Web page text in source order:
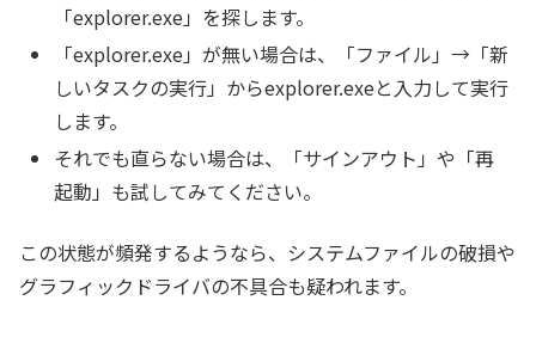
「explorer.exe」を探します。
「explorer.exe」が無い場合は、「ファイル」→「新
しいタスクの実行」からexplorer.exeと入力して実行
します。
それでも直らない場合は、「サインアウト」や「再
起動」も試してみてください。
この状態が頻発するようなら、システムファイルの破損や
グラフィックドライバの不具合も疑われます。